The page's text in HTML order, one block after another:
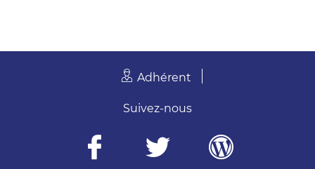
Adhérent
Suivez-nous